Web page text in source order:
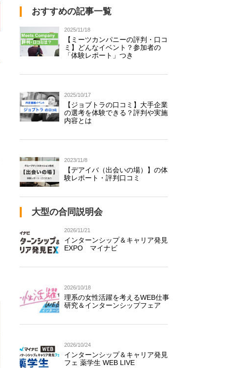
おすすめの記事一覧
2025/11/18
【ミーツカンパニーの評判・口コ
ミ】どんなイベント？参加者の
「体験レポート」つき
2025/10/17
【ジョブトラの口コミ】大手企業
の選考を体験できる？評判や実施
内容とは
2023/11/8
【デアイバ（出会いの場）】の体
験レポート・評判口コミ
大型の合同説明会
2026/11/21
インターンシップ＆キャリア発見
EXPO マイナビ
2026/10/18
理系の女性活躍を考えるWEB仕事
研究＆インターンシップフェア
2026/10/24
インターンシップ＆キャリア発見
フェ 薬学生 WEB LIVE